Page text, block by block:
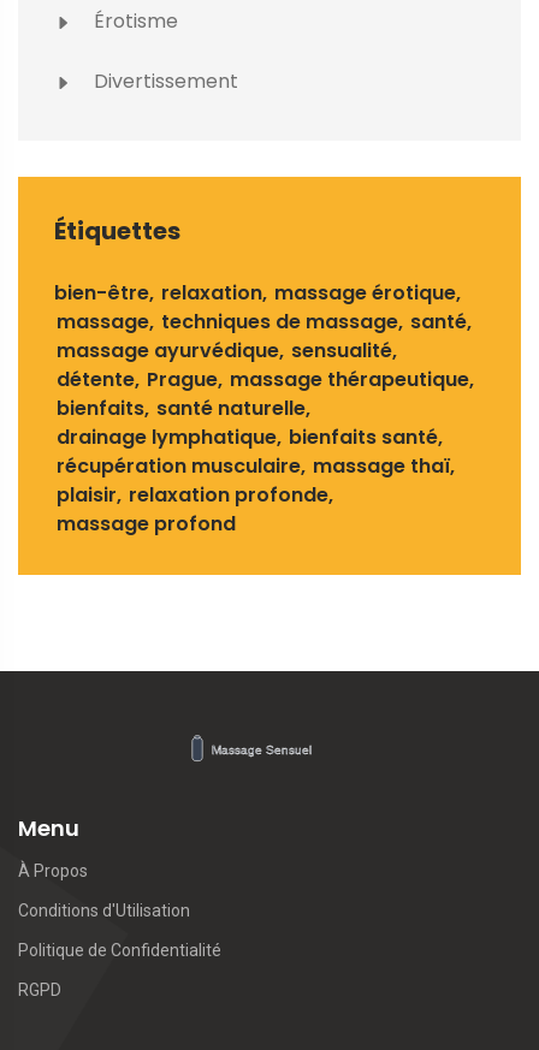
Érotisme
Divertissement
Étiquettes
bien-être relaxation massage érotique
massage techniques de massage santé
massage ayurvédique sensualité
détente Prague massage thérapeutique
bienfaits santé naturelle
drainage lymphatique bienfaits santé
récupération musculaire massage thaï
plaisir relaxation profonde
massage profond
Menu
À Propos
Conditions d'Utilisation
Politique de Confidentialité
RGPD